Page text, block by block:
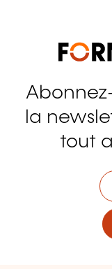
la
tout